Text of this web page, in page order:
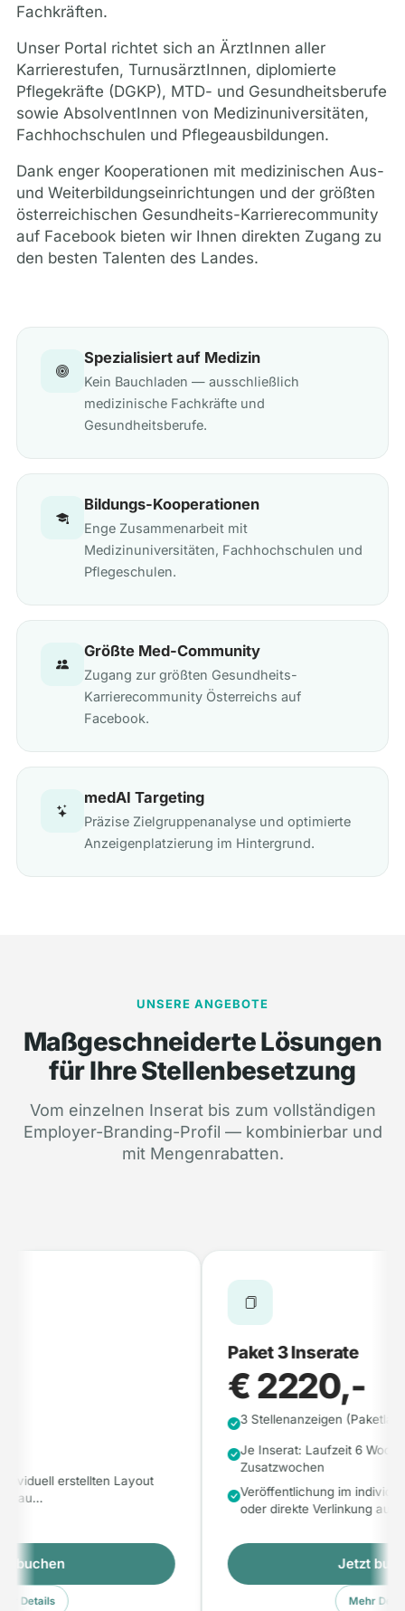
Fachkräften.
Unser Portal richtet sich an ÄrztInnen aller
Karrierestufen, TurnusärztInnen, diplomierte
Pflegekräfte (DGKP), MTD- und Gesundheitsberufe
sowie AbsolventInnen von Medizinuniversitäten,
Fachhochschulen und Pflegeausbildungen.
Dank enger Kooperationen mit medizinischen Aus-
und Weiterbildungseinrichtungen und der größten
österreichischen Gesundheits-Karrierecommunity
auf Facebook bieten wir Ihnen direkten Zugang zu
den besten Talenten des Landes.
Spezialisiert auf Medizin
Kein Bauchladen — ausschließlich
medizinische Fachkräfte und
Gesundheitsberufe.
Bildungs-Kooperationen
Enge Zusammenarbeit mit
Medizinuniversitäten, Fachhochschulen und
Pflegeschulen.
Größte Med-Community
Zugang zur größten Gesundheits-
Karrierecommunity Österreichs auf
Facebook.
medAI Targeting
Präzise Zielgruppenanalyse und optimierte
Anzeigenplatzierung im Hintergrund.
UNSERE ANGEBOTE
Maßgeschneiderte Lösungen
für Ihre Stellenbesetzung
Vom einzelnen Inserat bis zum vollständigen
Employer-Branding-Profil — kombinierbar und
mit Mengenrabatten.
erstellten Layout
au…
Details
Paket 3 Inserate
€ 2220,-
3 Stellenanzeigen
Je Inserat: Laufzeit 6 Wochen
Zusatzwochen
Veröffentlichung im individuell
oder direkte Verlinkung au…
Jetzt
Mehr Details